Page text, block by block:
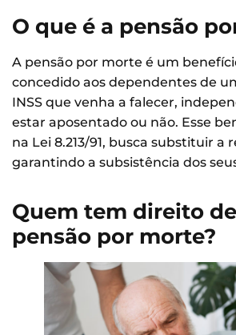
O que é a pensão
A pensão por morte é um
concedido aos dependentes de
INSS que venha a falecer,
estar aposentado ou não. Esse
na Lei 8.213/91, busca substituir a
garantindo a subsistência dos
Quem tem direito
pensão por morte?